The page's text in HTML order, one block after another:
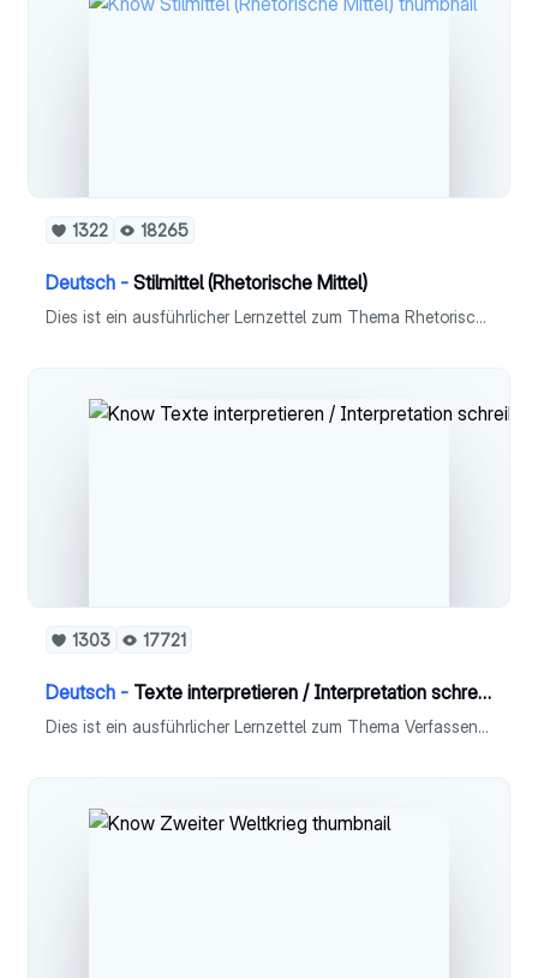
1322 18265
Deutsch - Stilmittel (Rhetorische Mittel)
Dies ist ein ausführlicher Lernzettel zum Thema Rhetorische Stilmittel in Fach Deutsch (Leistungskurs). Die meisten Stilmittel können auch für das Fach Latein verwendet werden.
1303 17721
Deutsch - Texte interpretieren / Interpretation schreiben [Deutsch]
Dies ist ein ausführlicher Lernzettel zum Thema Verfassen einer Interpretation in Fach Deutsch (Leistungskurs).